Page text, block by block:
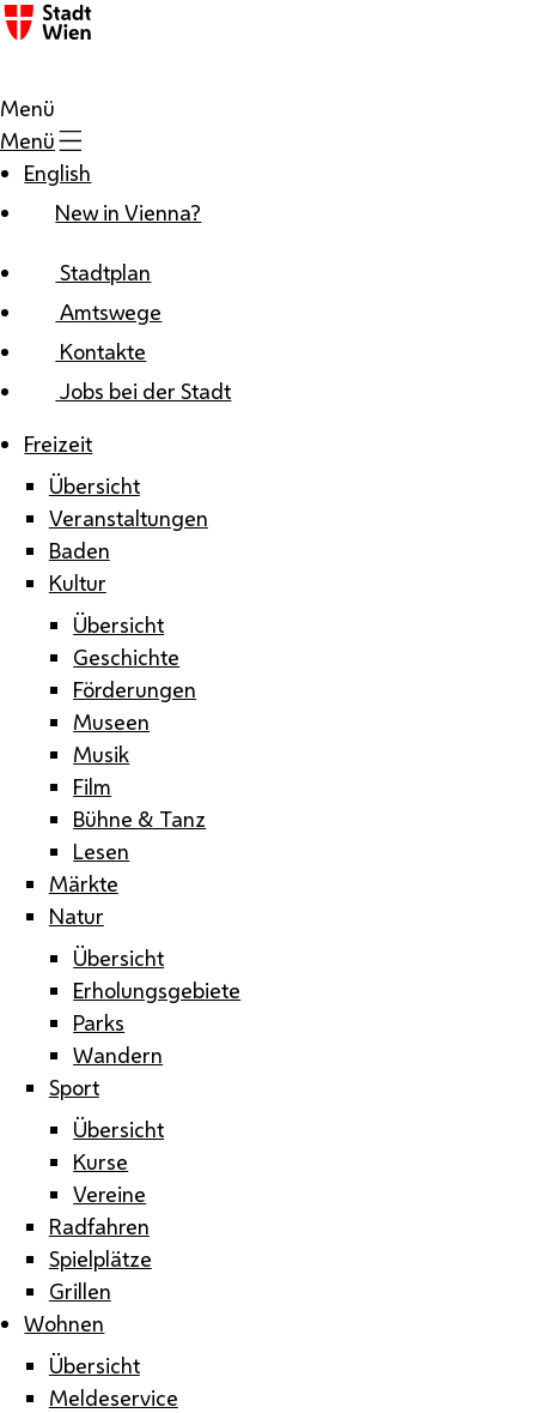
Zum Inhalt
Menü
Menü
English
New in Vienna?
Stadtplan
Amtswege
Kontakte
Jobs bei der Stadt
Freizeit
Übersicht
Veranstaltungen
Baden
Kultur
Übersicht
Geschichte
Förderungen
Museen
Musik
Film
Bühne & Tanz
Lesen
Märkte
Natur
Übersicht
Erholungsgebiete
Parks
Wandern
Sport
Übersicht
Kurse
Vereine
Radfahren
Spielplätze
Grillen
Wohnen
Übersicht
Meldeservice